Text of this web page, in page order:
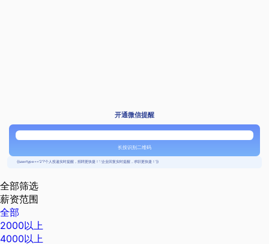
开通微信提醒
长按识别二维码
{{usertype=='2'?'个人投递实时提醒，招聘更快捷！':'企业回复实时提醒，求职更快捷！'}}
全部筛选
薪资范围
全部
2000以上
4000以上